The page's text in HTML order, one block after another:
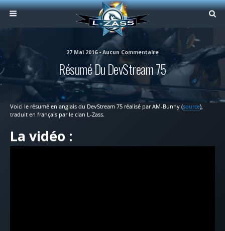
27 Mai 2016 • Aucun Commentaire
Résumé Du DevStream 75
Voici le résumé en anglais du DevStream 75 réalisé par AM-Bunny (source),
traduit en français par le clan L-Zass.
La vidéo :